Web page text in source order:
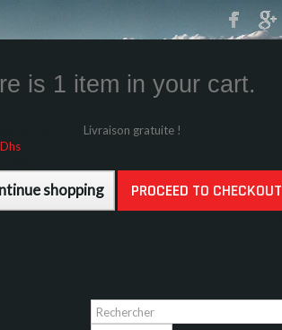
is 1 item in your cart.
Livraison gratuite !
shopping PROCEED TO CHECKOUT